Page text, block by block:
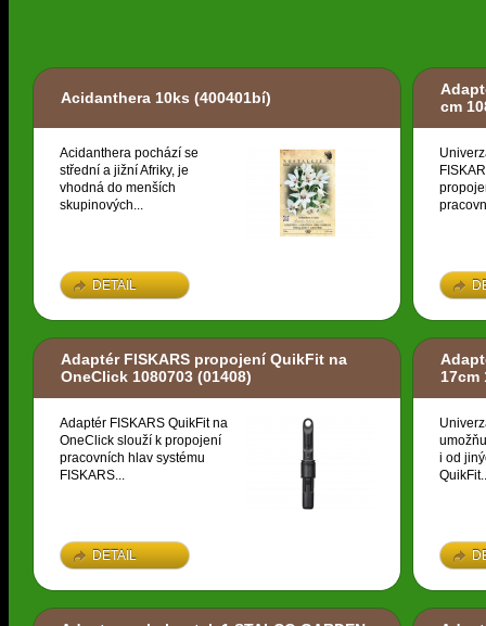
Acidanthera 10ks (400401bí)
Acidanthera pochází se
střední a jižní Afriky, je
vhodná do menších
skupinových...
DETAIL
cm
Adaptér FISKARS propojení QuikFit na
OneClick 1080703 (01408)
Adaptér FISKARS QuikFit na
OneClick slouží k propojení
pracovních hlav systému
FISKARS...
DETAIL
17cm
i od